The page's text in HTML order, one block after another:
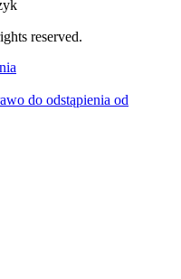
reserved.
do odstąpienia od